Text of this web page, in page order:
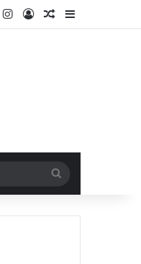
YouTubeInstagram
Log InRandom Article
for